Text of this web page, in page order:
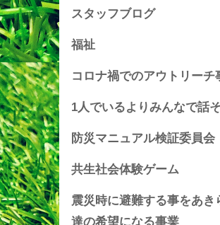
スタッフブログ
福祉
コロナ禍でのアウトリーチ
1人でいるよりみんなで話
防災マニュアル検証委員会
共生社会体験ゲーム
震災時に避難する事をあき
達の希望になる事業